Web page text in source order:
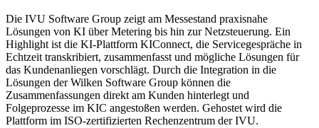
Die IVU Software Group zeigt am Messestand praxisnahe
Lösungen von KI über Metering bis hin zur Netzsteuerung. Ein
Highlight ist die KI-Plattform KIConnect, die Servicegespräche in
Echtzeit transkribiert, zusammenfasst und mögliche Lösungen für
das Kundenanliegen vorschlägt. Durch die Integration in die
Lösungen der Wilken Software Group können die
Zusammenfassungen direkt am Kunden hinterlegt und
Folgeprozesse im KIC angestoßen werden. Gehostet wird die
Plattform im ISO-zertifizierten Rechenzentrum der IVU.